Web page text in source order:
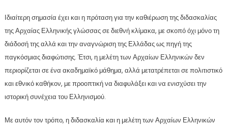
Ιδιαίτερη σημασία έχει και η πρόταση για την καθιέρωση της διδασκαλίας
της Αρχαίας Ελληνικής γλώσσας σε διεθνή κλίμακα, με σκοπό όχι μόνο τη
διάδοσή της αλλά και την αναγνώριση της Ελλάδας ως πηγή της
παγκόσμιας διαφώτισης. Έτσι, η μελέτη των Αρχαίων Ελληνικών δεν
περιορίζεται σε ένα ακαδημαϊκό μάθημα, αλλά μετατρέπεται σε πολιτιστικό
και εθνικό καθήκον, με προοπτική να διαφυλάξει και να ενισχύσει την
ιστορική συνέχεια του Ελληνισμού.
Με αυτόν τον τρόπο, η διδασκαλία και η μελέτη των Αρχαίων Ελληνικών